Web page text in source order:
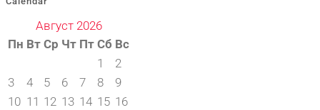
Август 2026
Пн Вт Ср Чт Пт Сб Вс
1
2
3
4 5 6 7 8
9
10 11 12 13 14 15 16